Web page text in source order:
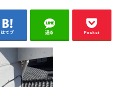
はてブ 送る Pocket